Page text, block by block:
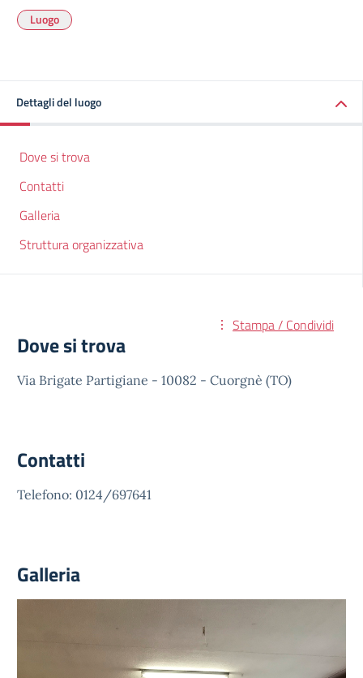
Luogo
Dettagli del luogo
Dove si trova
Contatti
Galleria
Struttura organizzativa
Stampa / Condividi
Dove si trova
Via Brigate Partigiane - 10082 - Cuorgnè (TO)
Contatti
Telefono: 0124/697641
Galleria